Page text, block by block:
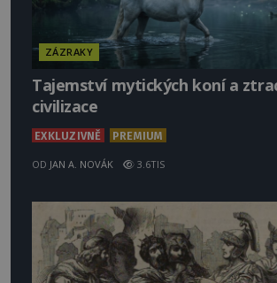
ZÁZRAKY
Tajemství mytických koní a
civilizace
EXKLUZIVNĚ PREMIUM
OD JAN A. NOVÁK 3.6TIS